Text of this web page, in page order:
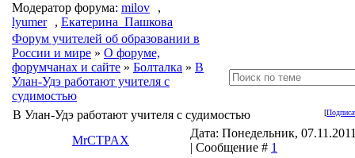
Модератор форума: milov
,
lyumer
, Екатерина_Пашкова
Форум учителей об образовании в
России и мире » О форуме,
форумчанах и сайте » Болталка » В
Улан-Удэ работают учителя с
судимостью
[
В Улан-Удэ работают учителя с судимостью
MrCTPAX
Дата: Понедельник,
| Сообщение # 1